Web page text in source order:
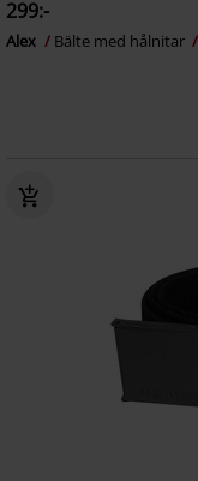
299:-
Alex Bälte med hålnitar